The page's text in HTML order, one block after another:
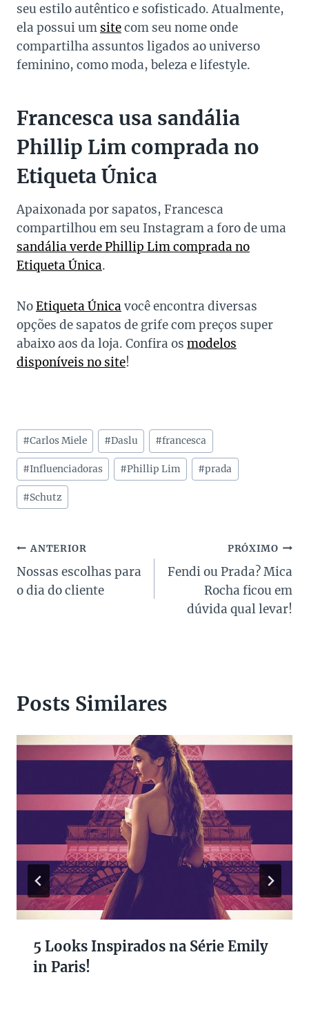
seu estilo autêntico e sofisticado. Atualmente,
ela possui um sitecom seu nome onde
compartilha assuntos ligados ao universo
feminino, como moda, beleza e lifestyle.
Francesca usa sandália
Phillip Lim comprada no
Etiqueta Única
Apaixonada por sapatos, Francesca
compartilhou em seu Instagram a foro de uma
sandália verde Phillip Lim comprada no
Etiqueta Única.
NoEtiqueta Única você encontra diversas
opções de sapatos de grife com preços super
abaixo aos da loja. Confira os modelos
disponíveis no site!
Tags
do
Post:
#Carlos Miele #Daslu #francesca
#Influenciadoras #Phillip Lim #prada
#Schutz
Navegação
de
ANTERIOR
Nossas escolhas para
o dia do cliente
PRÓXIMO
Fendi ou Prada? Mica
Rocha ficou em
dúvida qual levar!
Posts Similares
5 Looks Inspirados na Série Emily
in Paris!